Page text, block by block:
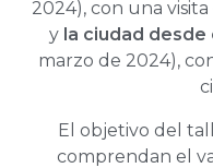
2024), con una visita
y la ciudad desde
marzo de 2024),
El objetivo del
comprendan el